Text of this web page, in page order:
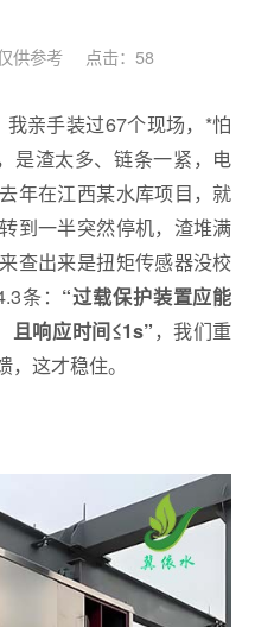
供参考
点击：58
我亲手装过67个现场，*怕
是渣太多、链条一紧，电
年在江西某水库项目，就
到一半突然停机，渣堆满
查出来是扭矩传感器没校
条： “过载保护装置应能
且响应时间≤1s” ，我们重
这才稳住。